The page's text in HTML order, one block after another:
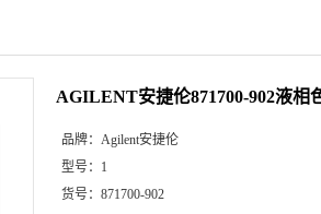
AGILENT安捷伦871700-902液相
品牌： Agilent安捷伦
型号： 1
货号： 871700-902